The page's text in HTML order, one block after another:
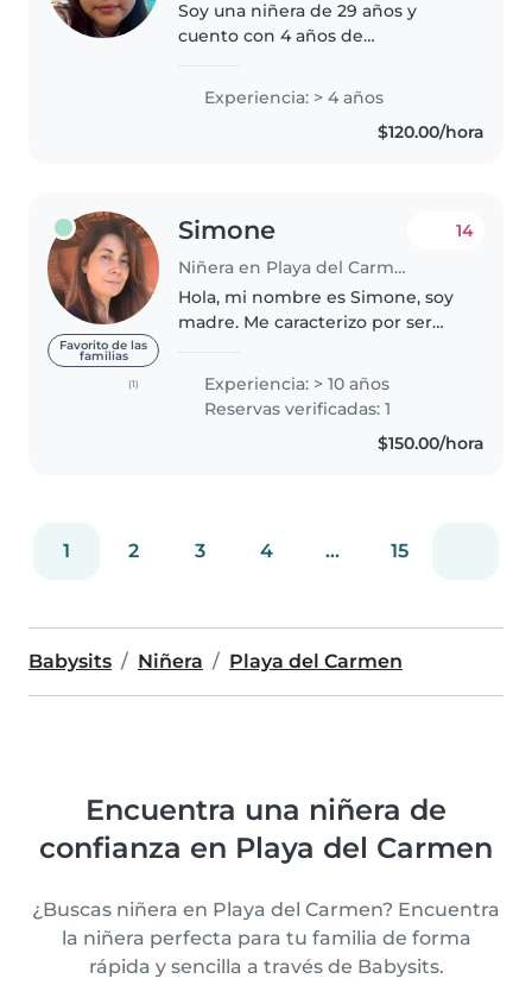
Soy una niñera de 29 años y
cuento con 4 años de
niños pequeños, preescolares y
escolares (he trabajado en
Experiencia: > 4 años
$120.00/hora
Favorito de las
familias
(1)
Simone
Niñera en Playa del Carmen
14
Hola, mi nombre es Simone, soy
madre. Me caracterizo por ser
paciente y comprometida con el
bienestar de los niños y de las
familias con las que trabajo...
Experiencia: > 10 años
Reservas verificadas: 1
$150.00/hora
1 2 3 4 ... 15
Babysits Niñera Playa del Carmen
Encuentra una niñera de
confianza en Playa del Carmen
¿Buscas niñera en Playa del Carmen? Encuentra
la niñera perfecta para tu familia de forma
rápida y sencilla a través de Babysits.